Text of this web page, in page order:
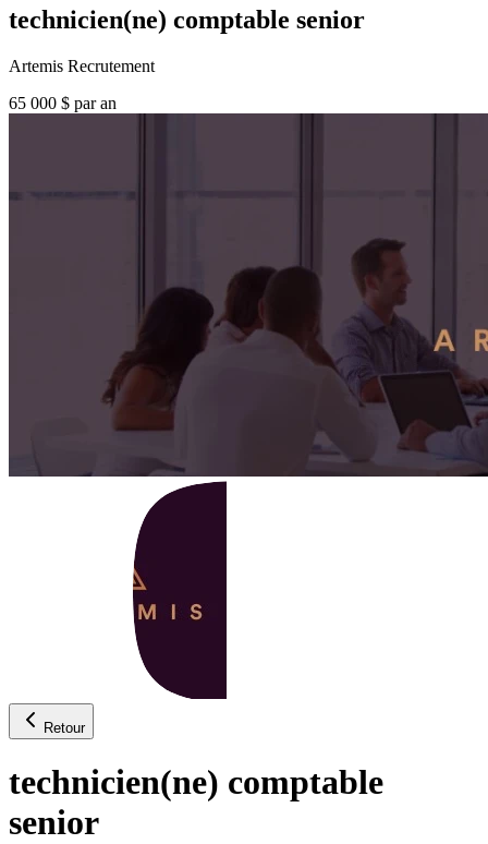
technicien(ne) comptable senior
Artemis Recrutement
65 000 $ par an
Retour
technicien(ne) comptable
senior